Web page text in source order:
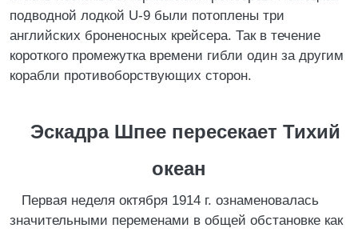
подводной лодкой U-9 были потоплены три
английских броненосных крейсера. Так в течение
короткого промежутка времени гибли один за другим
корабли противоборствующих сторон.
Эскадра Шпее пересекает Тихий
океан
Первая неделя октября 1914 г. ознаменовалась
значительными переменами в общей обстановке как